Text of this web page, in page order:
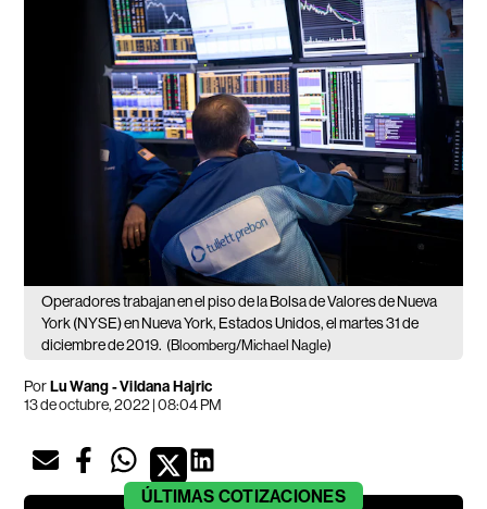
Operadores trabajan en el piso de la Bolsa de Valores de Nueva
York (NYSE) en Nueva York, Estados Unidos, el martes 31 de
diciembre de 2019. (Bloomberg/Michael Nagle)
PorLu Wang - Vildana Hajric
13 de octubre, 2022 | 08:04 PM
ÚLTIMAS COTIZACIONES